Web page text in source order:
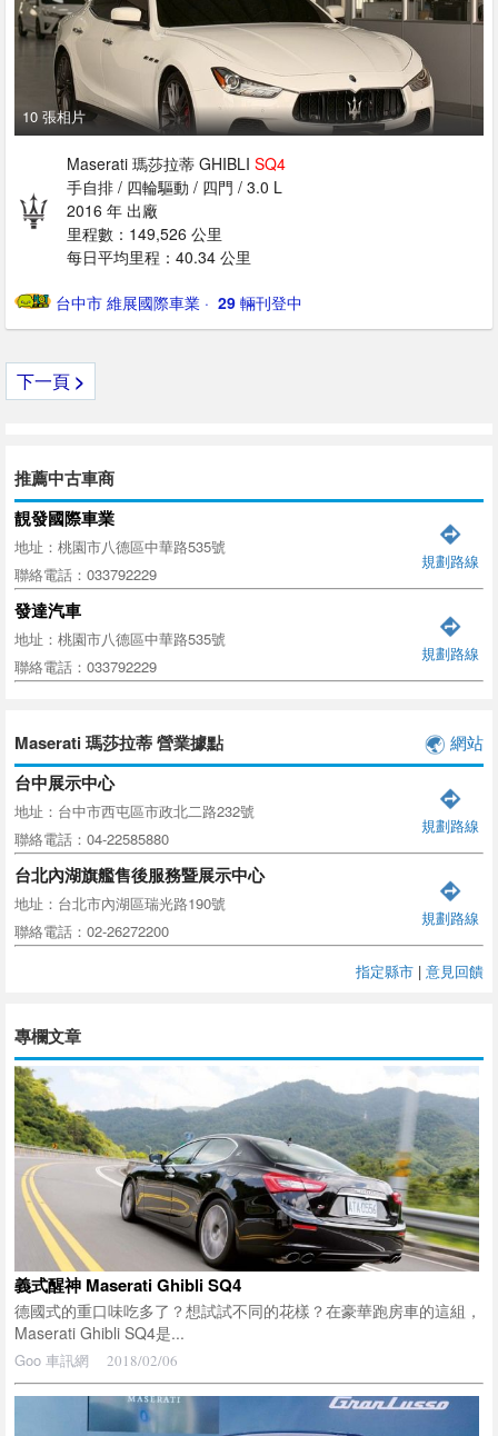
10 張相片
Maserati 瑪莎拉蒂 GHIBLI SQ4
手自排 / 四輪驅動 / 四門 / 3.0 L
2016 年 出廠
里程數：149,526 公里
每日平均里程：40.34 公里
台中市 維展國際車業 · ‎ 29 輛刊登中
下一頁 >
推薦中古車商
靚發國際車業
地址：桃園市八德區中華路535號
聯絡電話：033792229
規劃路線
發達汽車
地址：桃園市八德區中華路535號
聯絡電話：033792229
規劃路線
Maserati 瑪莎拉蒂 營業據點 網站
台中展示中心
地址：台中市西屯區市政北二路232號
聯絡電話：04-22585880
規劃路線
台北內湖旗艦售後服務暨展示中心
地址：台北市內湖區瑞光路190號
聯絡電話：02-26272200
規劃路線
指定縣市 | 意見回饋
專欄文章
義式醒神 Maserati Ghibli SQ4
德國式的重口味吃多了？想試試不同的花樣？在豪華跑房車的這組，
Maserati Ghibli SQ4是...
Goo 車訊網 2018/02/06